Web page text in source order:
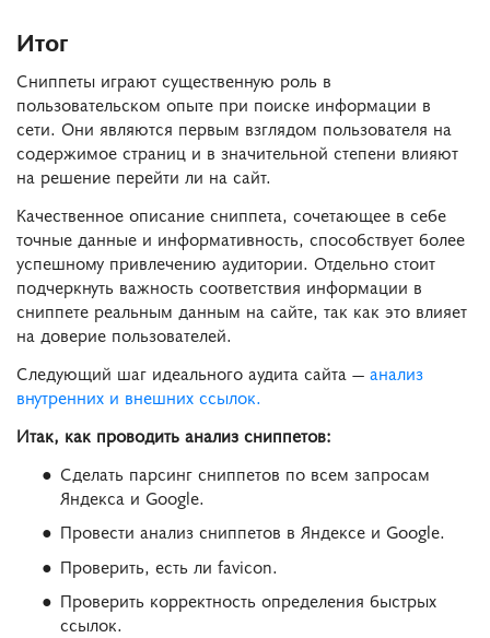
Итог
Сниппеты играют существенную роль в
пользовательском опыте при поиске информации в
сети. Они являются первым взглядом пользователя на
содержимое страниц и в значительной степени влияют
на решение перейти ли на сайт.
Качественное описание сниппета, сочетающее в себе
точные данные и информативность, способствует более
успешному привлечению аудитории. Отдельно стоит
подчеркнуть важность соответствия информации в
сниппете реальным данным на сайте, так как это влияет
на доверие пользователей.
Следующий шаг идеального аудита сайта — анализ
внутренних и внешних ссылок.
Итак, как проводить анализ сниппетов:
Сделать парсинг сниппетов по всем запросам
Яндекса и Google.
Провести анализ сниппетов в Яндексе и Google.
Проверить, есть ли favicon.
Проверить корректность определения быстрых
ссылок.